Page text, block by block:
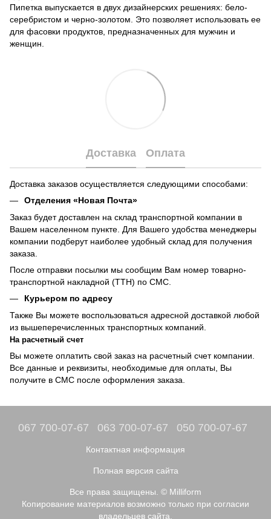
Пипетка выпускается в двух дизайнерских решениях: бело-
серебристом и черно-золотом. Это позволяет использовать ее
для фасовки продуктов, предназначенных для мужчин и
женщин.
Доставка Оплата
Доставка заказов осуществляется следующими способами:
Отделения «Новая Почта»
Заказ будет доставлен на склад транспортной компании в
Вашем населенном пункте. Для Вашего удобства менеджеры
компании подберут наиболее удобный склад для получения
заказа.
После отправки посылки мы сообщим Вам номер товарно-
транспортной накладной (ТТН) по СМС.
Курьером по адресу
Также Вы можете воспользоваться адресной доставкой любой
из вышеперечисленных транспортных компаний.
На расчетный счет
Вы можете оплатить свой заказ на расчетный счет компании.
Все данные и реквизиты, необходимые для оплаты, Вы
получите в СМС после оформления заказа.
067 700-07-67 063 700-07-67 050 700-07-67
Контактная информация
Полная версия сайта
Все права защищены. © Milliform
Копирование материалов возможно только при согласии
владельцев сайта.